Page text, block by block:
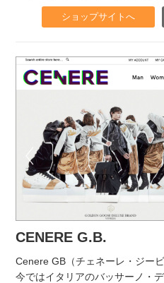
ショップサイトへ
CENERE G.B.
Cenere GB（チェネーレ・ジー
今ではイタリアのバッサーノ・